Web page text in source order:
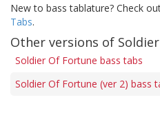
New to bass tablature? Check
Tabs.
Other versions of
Soldier Of Fortune bass tabs
Soldier Of Fortune (ver 2) bass